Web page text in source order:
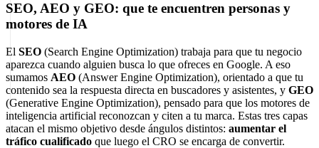
SEO, AEO y GEO: que te encuentren personas y
motores de IA
El SEO (Search Engine Optimization) trabaja para que tu negocio
aparezca cuando alguien busca lo que ofreces en Google. A eso
sumamos AEO (Answer Engine Optimization), orientado a que tu
contenido sea la respuesta directa en buscadores y asistentes, y GEO
(Generative Engine Optimization), pensado para que los motores de
inteligencia artificial reconozcan y citen a tu marca. Estas tres capas
atacan el mismo objetivo desde ángulos distintos: aumentar el
tráfico cualificado que luego el CRO se encarga de convertir.